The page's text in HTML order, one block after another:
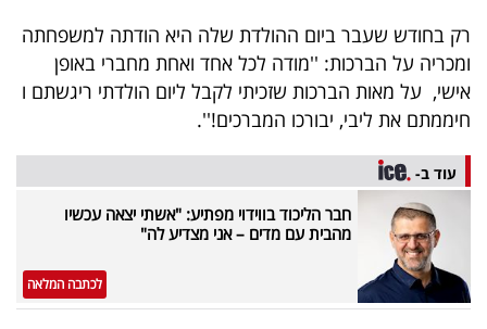
דרושים
מייל
אדום
רק בחודש שעבר ביום ההולדת שלה היא הודתה למשפחתה
ומכריה על הברכות: ''מודה לכל אחד ואחת מחברי באופן
אישי, על מאות הברכות שזכיתי לקבל ליום הולדתי ריגשתם ו
חיממתם את ליבי, יבורכו המברכים!''.
עוד ב-
חבר הליכוד בווידוי מפתיע: "אשתי יצאה עכשיו
מהבית עם מדים – אני מצדיע לה"
לכתבה המלאה